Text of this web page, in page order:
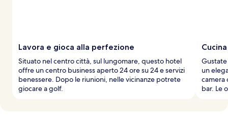
a
t
o
Lavora e gioca alla perfezione
Situato nel centro città, sul lungomare, questo hotel
offre un centro business aperto 24 ore su 24 e servizi
benessere. Dopo le riunioni, nelle vicinanze potrete
giocare a golf.
Gustate
un
camera
bar. Le